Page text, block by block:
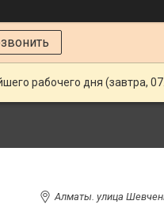
рабочего дня (завтра,
Алматы. улица